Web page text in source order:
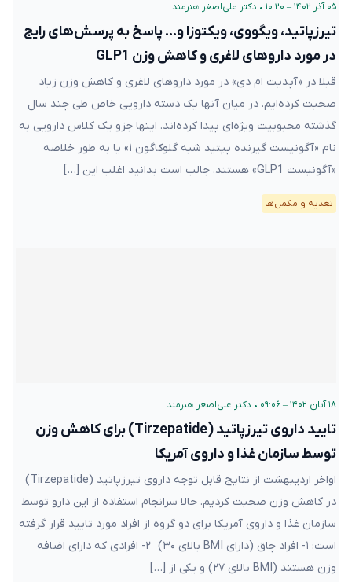
۰۵ آذر ۱۴۰۲ – ۱۰:۲۰ • دکتر علی‌اصغر هنرمند
تیرزپاتید، ویگووی، ویکتوزا و… پاسخ به پرسش‌های رایج
در مورد داروهای لاغری و کاهش وزن GLP1
قبلا در «آپدیت ام دی» در مورد داروهای لاغری و کاهش وزن زیاد
صحبت کرده‌ایم. در میان آنها یک دسته دارویی خاص طی چند سال
گذشته محبوبیت ویژه‌ای پیدا کرده‌اند. اینها جزو یک کلاس دارویی به
نام «آگونیست گیرنده پپتید شبه گلوکاگون ۱» یا به طور خلاصه
«آگونیست GLP1» هستند. جالب است بدانید اغلب این […]
تغذیه و مکمل‌ها
۱۸ آبان ۱۴۰۲ – ۰۹:۰۶ • دکتر علی‌اصغر هنرمند
تایید داروی تیرزپاتید (Tirzepatide) برای کاهش وزن
توسط سازمان غذا و داروی آمریکا
اواخر اردیبهشت از نتایج قابل توجه داروی تیرزپاتید (Tirzepatide)
در کاهش وزن صحبت کردیم. حالا سرانجام استفاده از این دارو توسط
سازمان غذا و داروی آمریکا برای دو گروه از افراد مورد تایید قرار گرفته
است: ۱- افراد چاق (دارای BMI بالای ۳۰) ۲- افرادی که دارای اضافه
وزن هستند (BMI بالای ۲۷) و یکی از […]